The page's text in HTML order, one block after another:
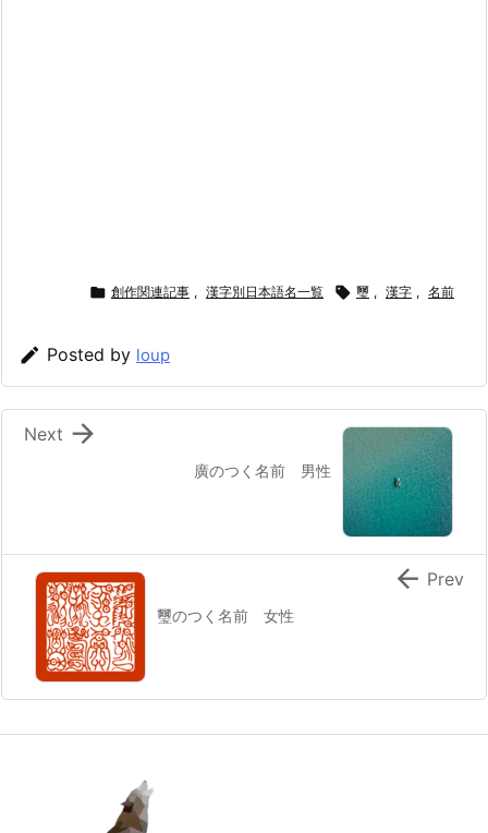
 創作関連記事 , 漢字別日本語名一覧  璽 , 漢字 , 名前
 Posted by loup
廣のつく名前 男性

Next
璽のつく名前 女性
 Prev